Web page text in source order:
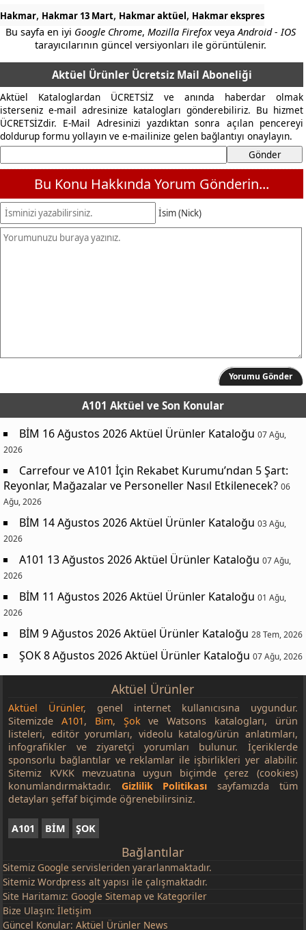
Hakmar, Hakmar 13 Mart, Hakmar aktüel , Hakmar ekspres
Bu sayfa en iyi Google Chrome,Mozilla Firefox veyaAndroid - IOS
tarayıcılarının güncel versiyonları ile görüntülenir.
Aktüel Ürünler Ücretsiz Mail Aboneliği
Aktüel Kataloglardan ÜCRETSİZ ve anında haberdar olmak
isterseniz e-mail adresinize katalogları gönderebiliriz. Bu hizmet
ÜCRETSİZdir. E-Mail Adresinizi yazdıktan sonra açılan pencereyi
doldurup formu yollayın ve e-mailinize gelen bağlantıyı onaylayın.
Bu Konu Hakkında Yorum Gönderin...
İsim (Nick)
Yorumu Gönder
A101 Aktüel ve Son Konular
BİM 16 Ağustos 2026 Aktüel Ürünler Kataloğu 07 Ağu,
2026
Carrefour ve A101 İçin Rekabet Kurumu’ndan 5 Şart:
Reyonlar, Mağazalar ve Personeller Nasıl Etkilenecek? 06
Ağu, 2026
BİM 14 Ağustos 2026 Aktüel Ürünler Kataloğu 03 Ağu,
2026
A101 13 Ağustos 2026 Aktüel Ürünler Kataloğu 07 Ağu,
2026
BİM 11 Ağustos 2026 Aktüel Ürünler Kataloğu 01 Ağu,
2026
BİM 9 Ağustos 2026 Aktüel Ürünler Kataloğu 28 Tem, 2026
ŞOK 8 Ağustos 2026 Aktüel Ürünler Kataloğu 07 Ağu, 2026
Aktüel Ürünler
Aktüel Ürünler, genel internet kullanıcısına uygundur.
SitemizdeA101, Bim, Şokve Watsons katalogları, ürün
listeleri, editör yorumları, videolu katalog/ürün anlatımları,
infografikler ve ziyaretçi yorumları bulunur. İçeriklerde
sponsorlu bağlantılar ve reklamlar ile işbirlikleri yer alabilir.
Sitemiz KVKK mevzuatına uygun biçimde çerez (cookies)
konumlandırmaktadır. Gizlilik Politikası sayfamızda tüm
detayları şeffaf biçimde öğrenebilirsiniz.
A101 BİM ŞOK
Bağlantılar
Sitemiz Google servisleriden yararlanmaktadır.
Sitemiz Wordpress alt yapısı ile çalışmaktadır.
Site Haritamız: Google Sitemap ve Kategoriler
Bize Ulaşın:İletişim
Güncel Konular:Aktüel Ürünler News